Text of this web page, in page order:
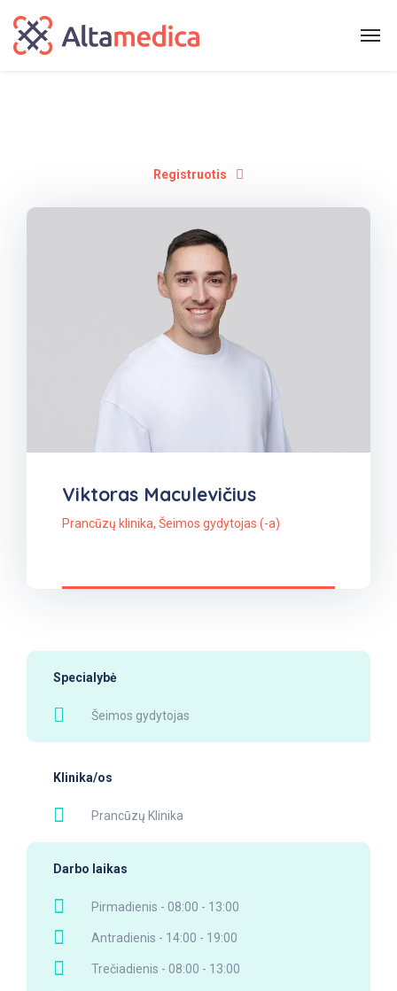
Registruotis
Viktoras Maculevičius
Prancūzų klinika, Šeimos gydytojas (-a)
Specialybė
Šeimos gydytojas
Klinika/os
Prancūzų Klinika
Darbo laikas
Pirmadienis - 08:00 - 13:00
Antradienis - 14:00 - 19:00
Trečiadienis - 08:00 - 13:00